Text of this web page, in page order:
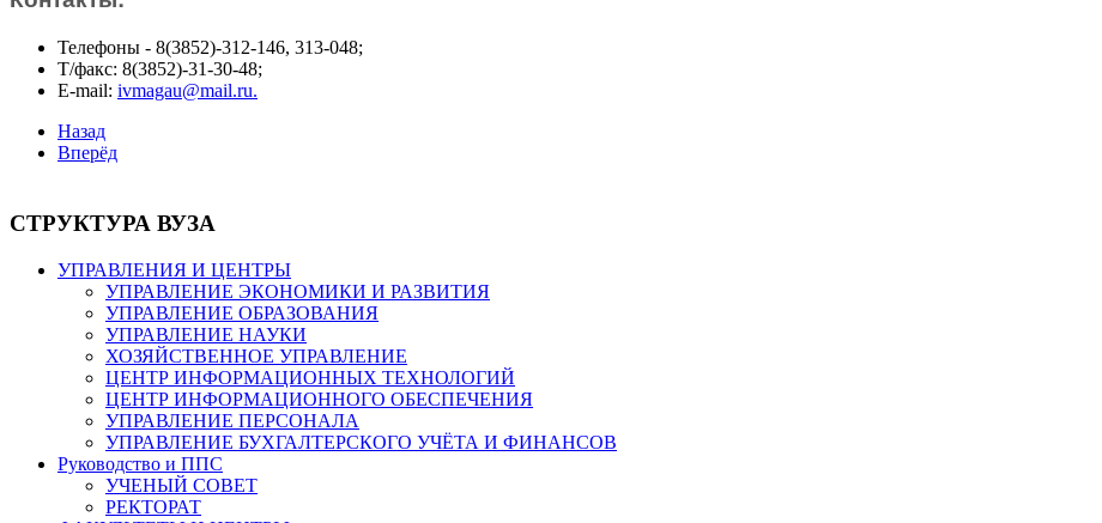
Телефоны - 8(3852)-312-146, 313-048;
Т/факс: 8(3852)-31-30-48;
E-mail: ivmagau@mail.ru.
Назад
Вперёд
СТРУКТУРА ВУЗА
УПРАВЛЕНИЯ И ЦЕНТРЫ
УПРАВЛЕНИЕ ЭКОНОМИКИ И РАЗВИТИЯ
УПРАВЛЕНИЕ ОБРАЗОВАНИЯ
УПРАВЛЕНИЕ НАУКИ
ХОЗЯЙСТВЕННОЕ УПРАВЛЕНИЕ
ЦЕНТР ИНФОРМАЦИОННЫХ ТЕХНОЛОГИЙ
ЦЕНТР ИНФОРМАЦИОННОГО ОБЕСПЕЧЕНИЯ
УПРАВЛЕНИЕ ПЕРСОНАЛА
УПРАВЛЕНИЕ БУХГАЛТЕРСКОГО УЧЁТА И ФИНАНСОВ
Руководство и ППС
УЧЕНЫЙ СОВЕТ
РЕКТОРАТ